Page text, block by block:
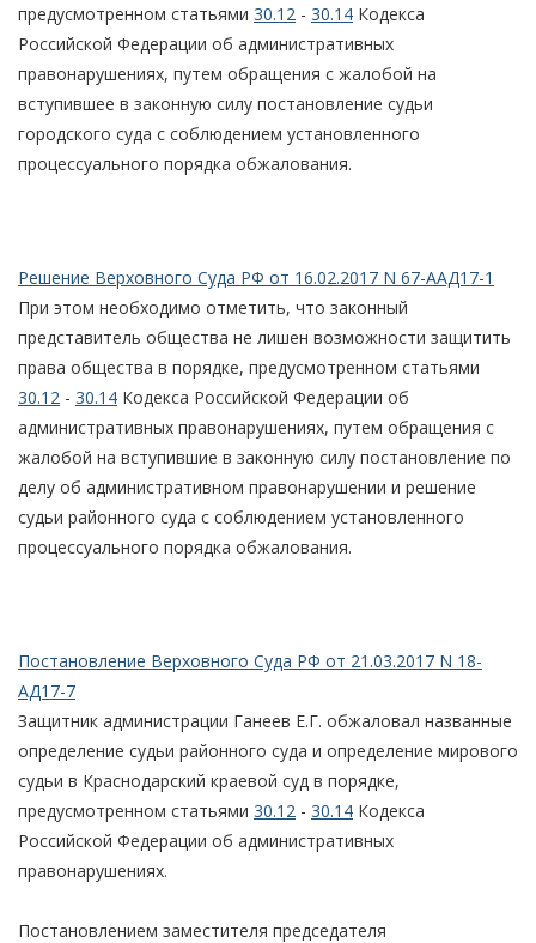
предусмотренном статьями 30.12 - 30.14 Кодекса
Российской Федерации об административных
правонарушениях, путем обращения с жалобой на
вступившее в законную силу постановление судьи
городского суда с соблюдением установленного
процессуального порядка обжалования.
Решение Верховного Суда РФ от 16.02.2017 N 67-ААД17-1
При этом необходимо отметить, что законный
представитель общества не лишен возможности защитить
права общества в порядке, предусмотренном статьями
30.12 - 30.14 Кодекса Российской Федерации об
административных правонарушениях, путем обращения с
жалобой на вступившие в законную силу постановление по
делу об административном правонарушении и решение
судьи районного суда с соблюдением установленного
процессуального порядка обжалования.
Постановление Верховного Суда РФ от 21.03.2017 N 18-
АД17-7
Защитник администрации Ганеев Е.Г. обжаловал названные
определение судьи районного суда и определение мирового
судьи в Краснодарский краевой суд в порядке,
предусмотренном статьями 30.12 - 30.14 Кодекса
Российской Федерации об административных
правонарушениях.
Постановлением заместителя председателя